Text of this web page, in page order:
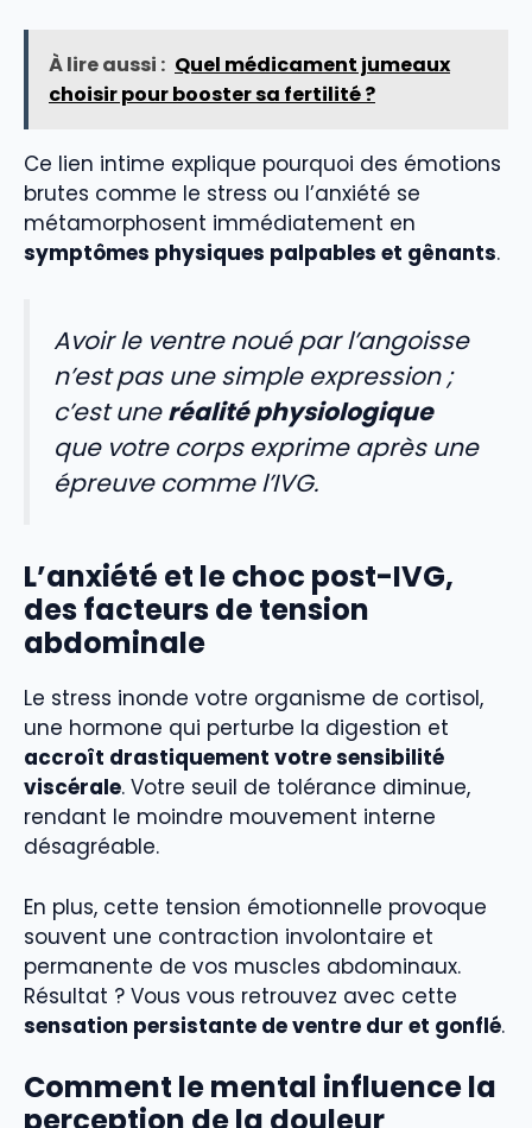
À lire aussi : Quel médicament jumeaux
choisir pour booster sa fertilité ?
Ce lien intime explique pourquoi des émotions
brutes comme le stress ou l’anxiété se
métamorphosent immédiatement en
symptômes physiques palpables et gênants.
Avoir le ventre noué par l’angoisse
n’est pas une simple expression ;
c’est uneréalité physiologique
que votre corps exprime après une
épreuve comme l’IVG.
L’anxiété et le choc post-IVG,
des facteurs de tension
abdominale
Le stress inonde votre organisme de cortisol,
une hormone qui perturbe la digestion et
accroît drastiquement votre sensibilité
viscérale. Votre seuil de tolérance diminue,
rendant le moindre mouvement interne
désagréable.
En plus, cette tension émotionnelle provoque
souvent une contraction involontaire et
permanente de vos muscles abdominaux.
Résultat ? Vous vous retrouvez avec cette
sensation persistante de ventre dur et gonflé.
Comment le mental influence la